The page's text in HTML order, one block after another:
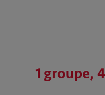
1 groupe,